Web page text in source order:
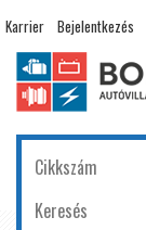
Karrier Bejelentkezés